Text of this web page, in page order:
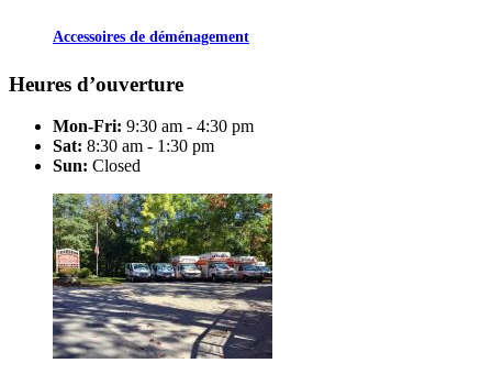
Accessoires de déménagement
Heures d’ouverture
Mon-Fri: 9:30 am - 4:30 pm
Sat: 8:30 am - 1:30 pm
Sun: Closed